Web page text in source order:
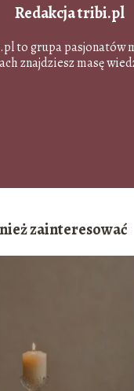
Redakcja tribi.pl
to grupa pasjonatów
znajdziesz masę
zainteresować